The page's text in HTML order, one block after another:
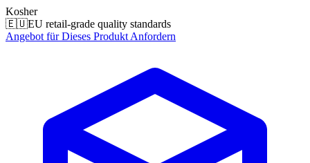
Kosher
🇪🇺EU retail-grade quality standards
Angebot für Dieses Produkt Anfordern